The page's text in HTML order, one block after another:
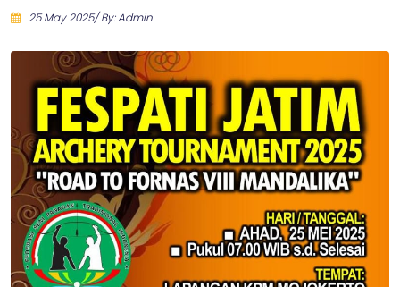
25 May 2025/ By: Admin